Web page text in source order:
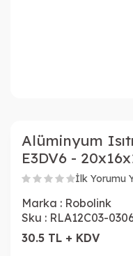
Alüminyum
E3DV6 -
İlk Yorumu
Marka : Robolink
Sku : RLA12C03-
30.5 TL + KDV